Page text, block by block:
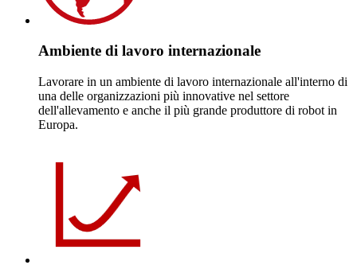
Ambiente di lavoro internazionale
Lavorare in un ambiente di lavoro internazionale all'interno di
una delle organizzazioni più innovative nel settore
dell'allevamento e anche il più grande produttore di robot in
Europa.